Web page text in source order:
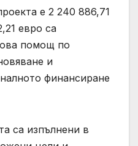
е 2 240 886,71
евро са
помощ по
и
финансиране
са изпълнени в